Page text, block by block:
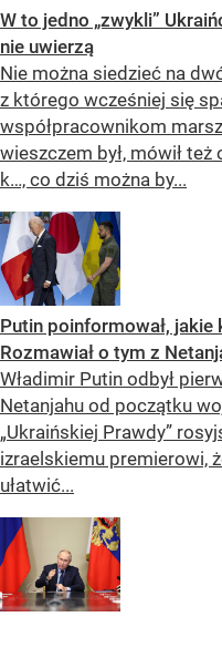
W to jedno „zwykli”
nie uwierzą
Nie można siedzieć na
z którego wcześniej się
współpracownikom
wieszczem był, mówił
k…, co dziś można by...
Putin poinformował,
Rozmawiał o tym z
Władimir Putin odbył
Netanjahu od początku
„Ukraińskiej Prawdy”
izraelskiemu premierowi,
ułatwić...